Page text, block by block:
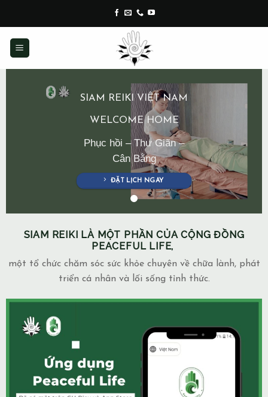
content
SIAM REIKI VIỆT NAM
WELCOME HOME
Phục hồi – Thư Giãn –
Cân Bằng
ĐẶT LỊCH NGAY
SIAM REIKI LÀ MỘT PHẦN CỦA CỘNG ĐỒNG
PEACEFUL LIFE,
một tổ chức chăm sóc sức khỏe chuyên về chữa lành, phát
triển cá nhân và lối sống tỉnh thức.